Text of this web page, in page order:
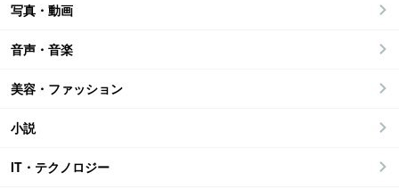
写真・動画
音声・音楽
美容・ファッション
小説
IT・テクノロジー